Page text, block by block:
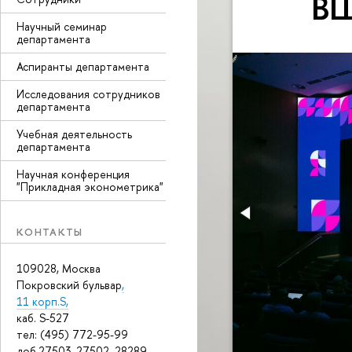
Научный семинар
департамента
Аспиранты департамента
Исследования сотрудников
департамента
Учебная деятельность
департамента
Научная конференция
"Прикладная эконометрика"
КОНТАКТЫ
109028, Москва
Покровский бульвар,
11 корп.S,
каб. S-527
тел: (495) 772-95-99